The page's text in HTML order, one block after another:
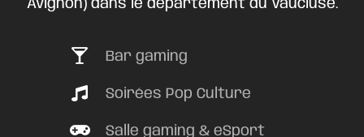
Avignon) dans le département du Vaucluse.
Bar gaming
Soirées Pop Culture
Salle gaming & eSport